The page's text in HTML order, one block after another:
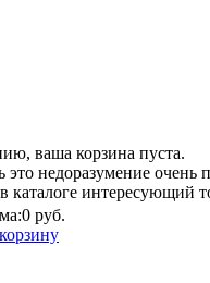
ваша корзина пуста.
это недоразумение очень
каталоге интересующий
0 руб.